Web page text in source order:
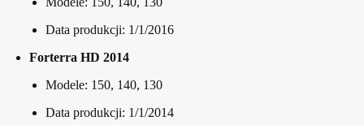
Data produkcji: 1/1/2016
Forterra HD 2014
Modele: 150, 140, 130
Data produkcji: 1/1/2014